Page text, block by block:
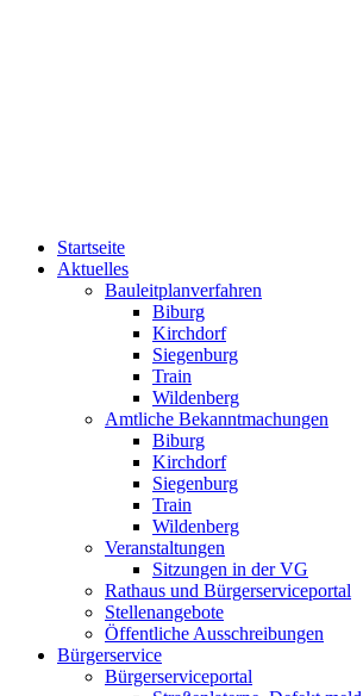
Startseite
Aktuelles
Bauleitplanverfahren
Biburg
Kirchdorf
Siegenburg
Train
Wildenberg
Amtliche Bekanntmachungen
Biburg
Kirchdorf
Siegenburg
Train
Wildenberg
Veranstaltungen
Sitzungen in der VG
Rathaus und Bürgerserviceportal
Stellenangebote
Öffentliche Ausschreibungen
Bürgerservice
Bürgerserviceportal